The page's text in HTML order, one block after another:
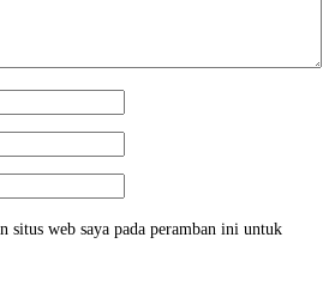
situs web saya pada peramban ini untuk